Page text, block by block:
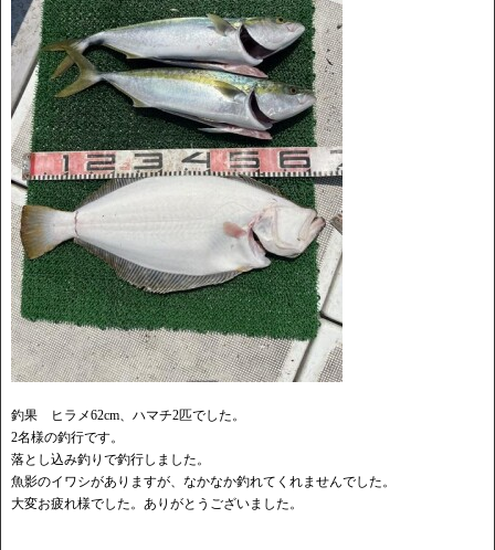
釣果 ヒラメ62cm、ハマチ2匹でした。
2名様の釣行です。
落とし込み釣りで釣行しました。
魚影のイワシがありますが、なかなか釣れてくれませんでした。
大変お疲れ様でした。ありがとうございました。